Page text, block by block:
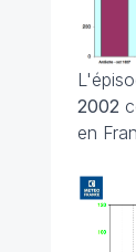
2002
en